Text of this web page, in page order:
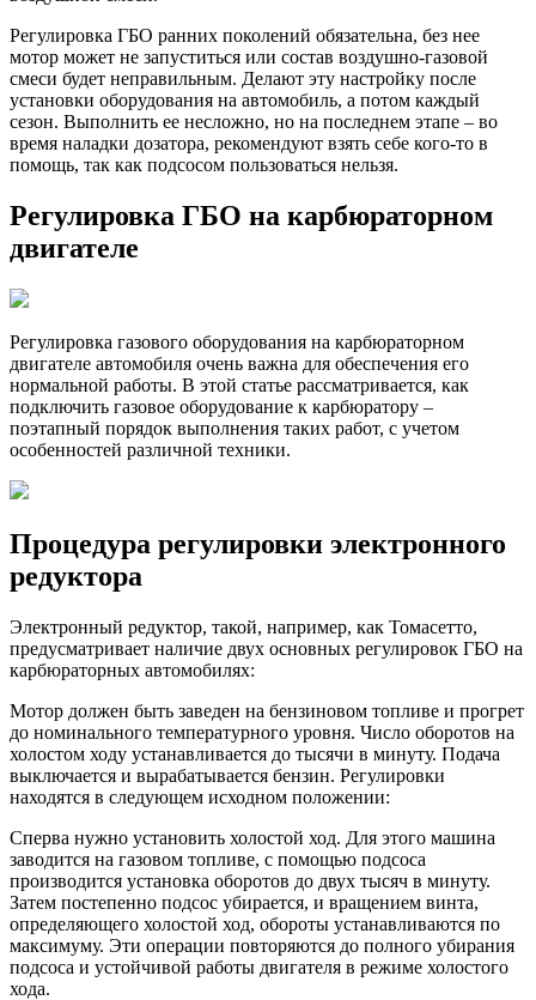
Регулировка ГБО ранних поколений обязательна, без нее
мотор может не запуститься или состав воздушно-газовой
смеси будет неправильным. Делают эту настройку после
установки оборудования на автомобиль, а потом каждый
сезон. Выполнить ее несложно, но на последнем этапе – во
время наладки дозатора, рекомендуют взять себе кого-то в
помощь, так как подсосом пользоваться нельзя.
Регулировка ГБО на карбюраторном
двигателе
Регулировка газового оборудования на карбюраторном
двигателе автомобиля очень важна для обеспечения его
нормальной работы. В этой статье рассматривается, как
подключить газовое оборудование к карбюратору –
поэтапный порядок выполнения таких работ, с учетом
особенностей различной техники.
Процедура регулировки электронного
редуктора
Электронный редуктор, такой, например, как Томасетто,
предусматривает наличие двух основных регулировок ГБО на
карбюраторных автомобилях:
Мотор должен быть заведен на бензиновом топливе и прогрет
до номинального температурного уровня. Число оборотов на
холостом ходу устанавливается до тысячи в минуту. Подача
выключается и вырабатывается бензин. Регулировки
находятся в следующем исходном положении:
Сперва нужно установить холостой ход. Для этого машина
заводится на газовом топливе, с помощью подсоса
производится установка оборотов до двух тысяч в минуту.
Затем постепенно подсос убирается, и вращением винта,
определяющего холостой ход, обороты устанавливаются по
максимуму. Эти операции повторяются до полного убирания
подсоса и устойчивой работы двигателя в режиме холостого
хода.